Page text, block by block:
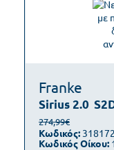
Franke
Sirius 2.0
274,99€
Κωδικός: 318172
Κωδικός Οίκου: